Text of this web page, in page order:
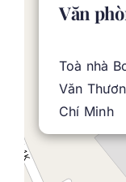
Văn
Toà nhà
Văn
Chí Minh